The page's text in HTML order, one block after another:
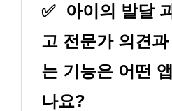
✅
아이의 발달
고 전문가 의견
는 기능은 어떤
나요?